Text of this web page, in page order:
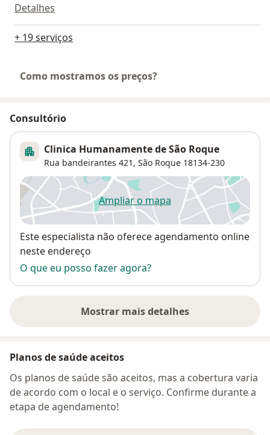
Detalhes
+ 19 serviços
Como mostramos os preços?
Consultório
Clinica Humanamente de São Roque
Rua bandeirantes 421, São Roque 18134-230
Ampliar o mapaabre num novo separador
Disponibilidade
Este especialista não oferece agendamento online
neste endereço
O que eu posso fazer agora?
Mostrar mais detalhes
sobre o endereço
Planos de saúde aceitos
Os planos de saúde são aceitos, mas a cobertura varia
de acordo com o local e o serviço. Confirme durante a
etapa de agendamento!